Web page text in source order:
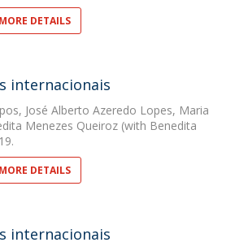
DETAILS
internacionais
, José Alberto Azeredo Lopes, Maria
Menezes Queiroz (with Benedita
DETAILS
internacionais